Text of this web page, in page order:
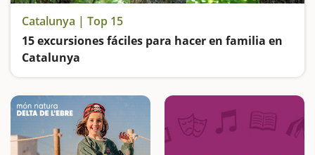
Catalunya | Top 15
15 excursiones fáciles para hacer en familia en
Catalunya